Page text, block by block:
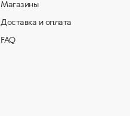
Магазины
Доставка и оплата
FAQ